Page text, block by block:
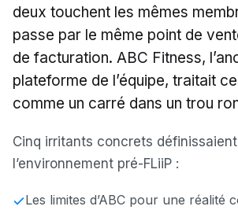
deux touchent les mêmes
passe par le même point de
de facturation. ABC Fitness,
plateforme de l’équipe, traitait
comme un carré dans un trou
Cinq irritants concrets définissaient
l’environnement pré-FLiiP :
Les limites d’ABC pour une réalité